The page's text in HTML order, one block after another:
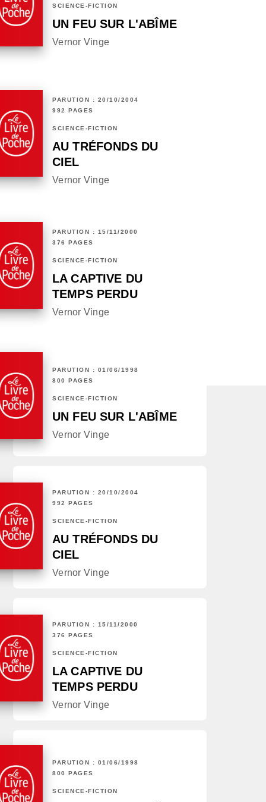
SCIENCE-FICTION
UN FEU SUR L'ABÎME
Vernor Vinge
PARUTION : 20/10/2004
992 PAGES
SCIENCE-FICTION
AU TRÉFONDS DU
CIEL
Vernor Vinge
PARUTION : 15/11/2000
376 PAGES
SCIENCE-FICTION
LA CAPTIVE DU
TEMPS PERDU
Vernor Vinge
PARUTION : 01/06/1998
800 PAGES
SCIENCE-FICTION
UN FEU SUR L'ABÎME
Vernor Vinge
PARUTION : 20/10/2004
992 PAGES
SCIENCE-FICTION
AU TRÉFONDS DU
CIEL
Vernor Vinge
PARUTION : 15/11/2000
376 PAGES
SCIENCE-FICTION
LA CAPTIVE DU
TEMPS PERDU
Vernor Vinge
PARUTION : 01/06/1998
800 PAGES
SCIENCE-FICTION